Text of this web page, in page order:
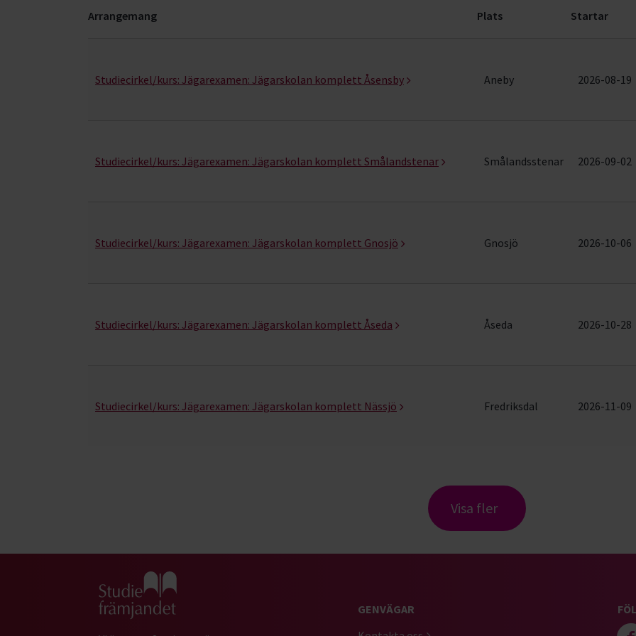
Arrangemang Plats Startar
Studiecirkel/kurs: Jägarexamen: Jägarskolan komplett Åsensby Aneby 2026-08-19
Studiecirkel/kurs: Jägarexamen: Jägarskolan komplett Smålandstenar Smålandsstenar 2026-09-02
Studiecirkel/kurs: Jägarexamen: Jägarskolan komplett Gnosjö Gnosjö 2026-10-06
Studiecirkel/kurs: Jägarexamen: Jägarskolan komplett Åseda Åseda 2026-10-28
Studiecirkel/kurs: Jägarexamen: Jägarskolan komplett Nässjö Fredriksdal 2026-11-09
Visa fler
Gå till studiefrämjandets startsida
GENVÄGAR